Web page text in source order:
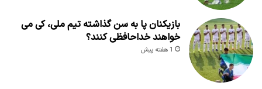
بازیکنان پا به سن گذاشته تیم ملی، کی می
خواهند خداحافظی کنند؟
1 هفته پیش